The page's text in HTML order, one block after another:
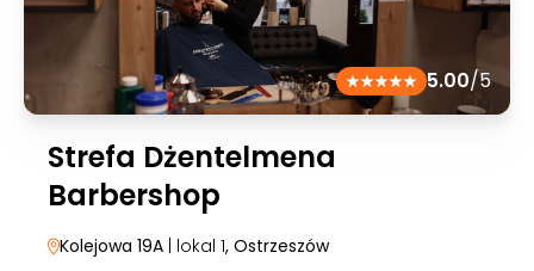
5.00/5
Strefa Dżentelmena
Barbershop
Kolejowa 19A | lokal 1, Ostrzeszów